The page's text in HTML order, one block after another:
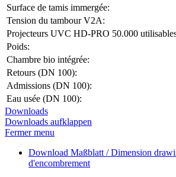
Surface de tamis immergée:
Tension du tambour V2A:
Projecteurs UVC HD-PRO 50.000
Poids:
Chambre bio intégrée:
Retours (DN 100):
Admissions (DN 100):
Eau usée (DN 100):
Downloads
Downloads aufklappen
Fermer menu
Download Maßblatt / Dimension
d'encombrement